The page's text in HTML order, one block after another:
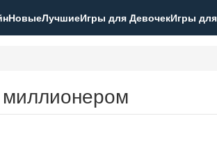
НовыеЛучшиеИгры для ДевочекИгры
миллионером